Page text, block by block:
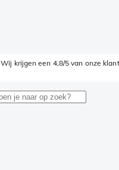
Wij krijgen een 4,8/5 van onze